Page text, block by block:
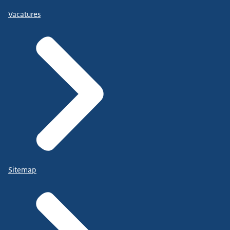
Vacatures
Sitemap